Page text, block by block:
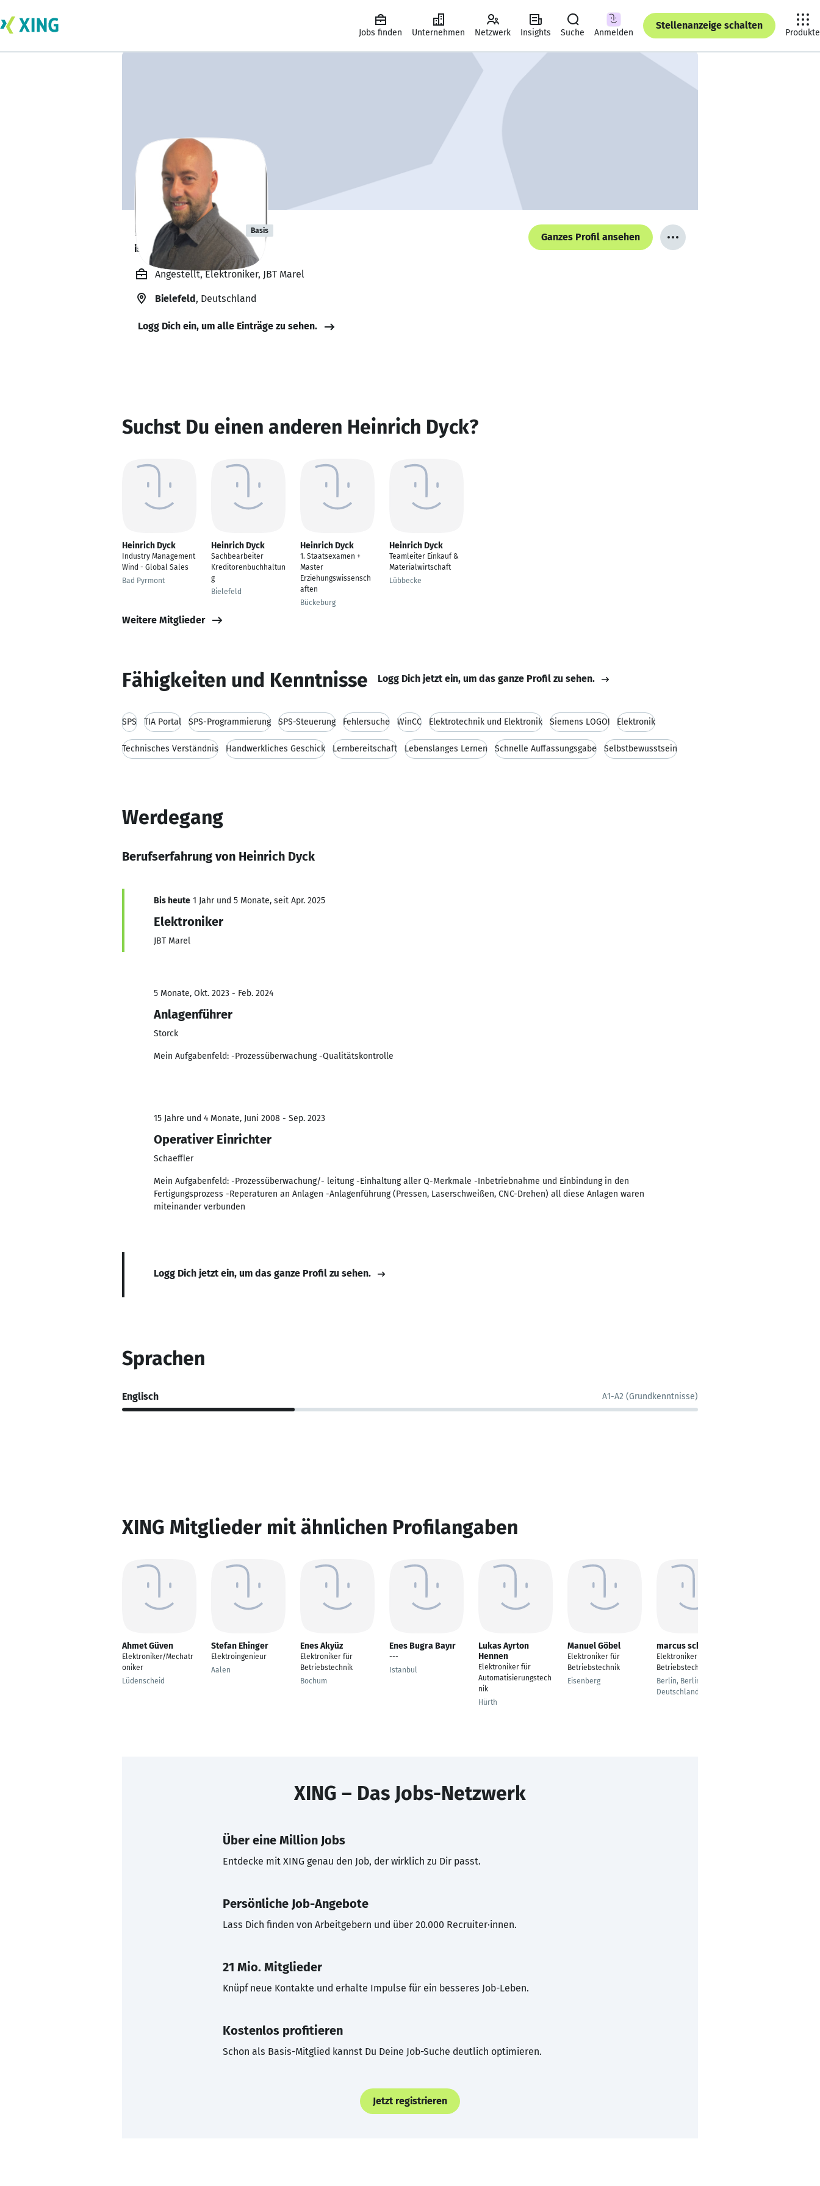
Jobs finden Unternehmen Netzwerk Insights Suche Anmelden
Stellenanzeige schalten
Produkte
Heinrich Dyck Basis
ist offen für Projekte. 🔎
Ganzes Profil ansehen
Angestellt, Elektroniker, JBT Marel
Bielefeld, Deutschland
Logg Dich ein, um alle Einträge zu sehen.
Suchst Du einen anderen Heinrich Dyck?
Heinrich Dyck
Industry Management
Wind - Global Sales
Bad Pyrmont
Heinrich Dyck
Sachbearbeiter
Kreditorenbuchhaltun
g
Bielefeld
Heinrich Dyck
1. Staatsexamen +
Master
Erziehungswissensch
aften
Bückeburg
Heinrich Dyck
Teamleiter Einkauf &
Materialwirtschaft
Lübbecke
Weitere Mitglieder
Fähigkeiten und Kenntnisse Logg Dich jetzt ein, um das ganze Profil zu sehen.
SPS TIA Portal SPS-Programmierung SPS-Steuerung Fehlersuche WinCC Elektrotechnik und Elektronik Siemens LOGO! Elektronik
Technisches Verständnis Handwerkliches Geschick Lernbereitschaft Lebenslanges Lernen Schnelle Auffassungsgabe Selbstbewusstsein
Werdegang
Berufserfahrung von Heinrich Dyck
Bis heute 1 Jahr und 5 Monate, seit Apr. 2025
Elektroniker
JBT Marel
5 Monate, Okt. 2023 - Feb. 2024
Anlagenführer
Storck
Mein Aufgabenfeld: -Prozessüberwachung -Qualitätskontrolle
15 Jahre und 4 Monate, Juni 2008 - Sep. 2023
Operativer Einrichter
Schaeffler
Mein Aufgabenfeld: -Prozessüberwachung/- leitung -Einhaltung aller Q-Merkmale -Inbetriebnahme und Einbindung in den
Fertigungsprozess -Reperaturen an Anlagen -Anlagenführung (Pressen, Laserschweißen, CNC-Drehen) all diese Anlagen waren
miteinander verbunden
Logg Dich jetzt ein, um das ganze Profil zu sehen.
Sprachen
Englisch A1-A2 (Grundkenntnisse)
XING Mitglieder mit ähnlichen Profilangaben
Ahmet Güven
Elektroniker/Mechatr
oniker
Lüdenscheid
Stefan Ehinger
Elektroingenieur
Aalen
Enes Akyüz
Elektroniker für
Betriebstechnik
Bochum
Enes Bugra Bayır
---
Istanbul
Lukas Ayrton
Hennen
Elektroniker für
Automatisierungstech
nik
Hürth
Manuel Göbel
Elektroniker für
Betriebstechnik
Eisenberg
marcus schulze
Elektroniker für
Betriebstechnik
Berlin, Berlin,
Deutschland
XING – Das Jobs-Netzwerk
Über eine Million Jobs
Entdecke mit XING genau den Job, der wirklich zu Dir passt.
Persönliche Job-Angebote
Lass Dich finden von Arbeitgebern und über 20.000 Recruiter·innen.
21 Mio. Mitglieder
Knüpf neue Kontakte und erhalte Impulse für ein besseres Job-Leben.
Kostenlos profitieren
Schon als Basis-Mitglied kannst Du Deine Job-Suche deutlich optimieren.
Jetzt registrieren